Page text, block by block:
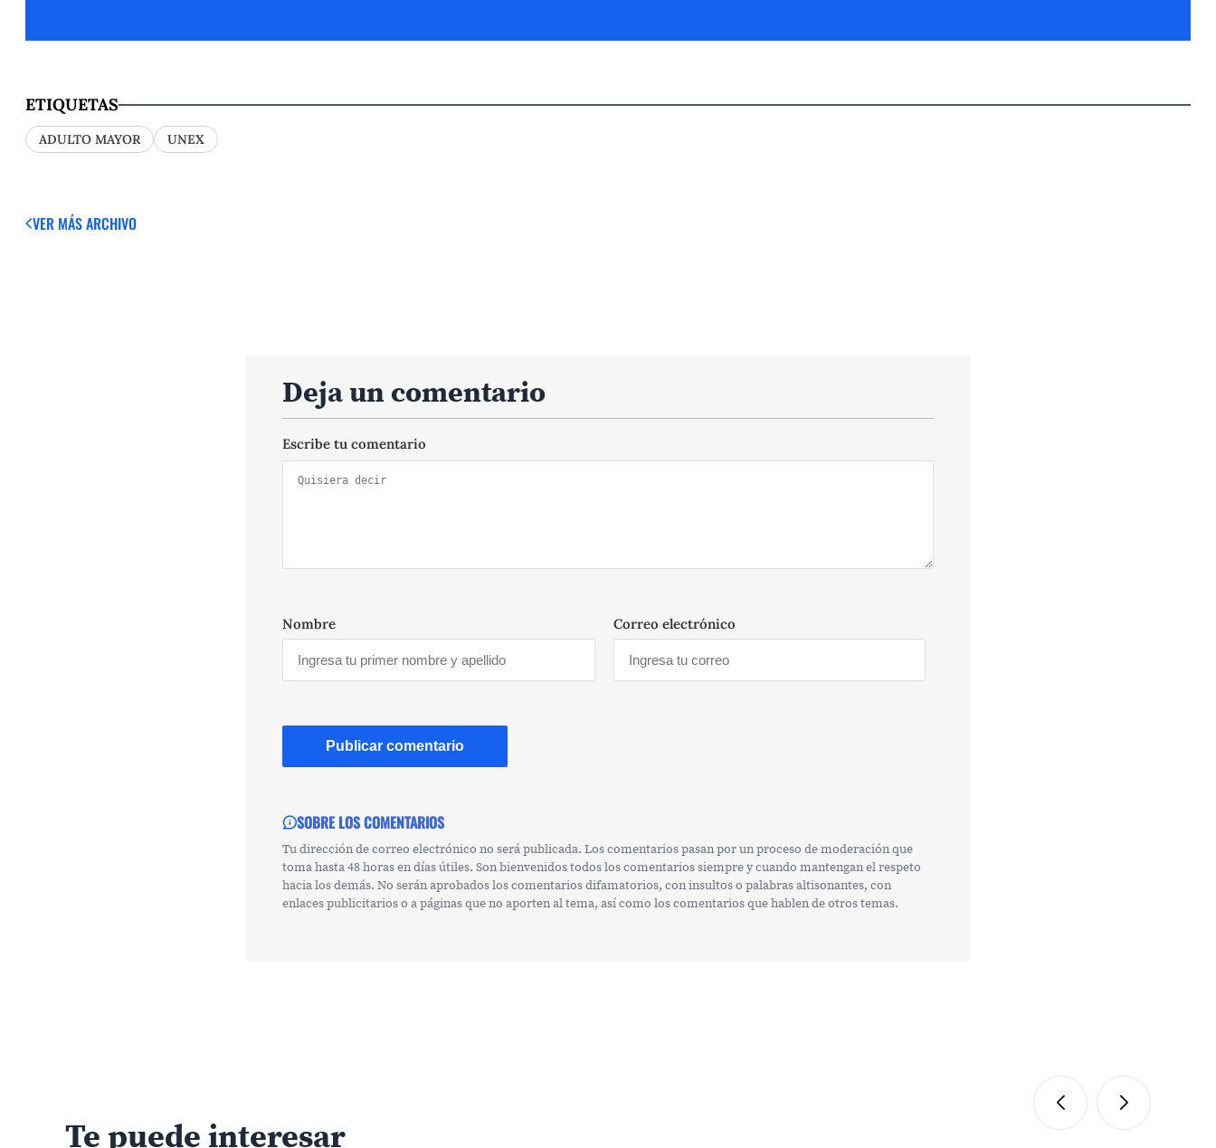
ETIQUETAS
ADULTO MAYOR UNEX
VER MÁSARCHIVO
Deja un comentario
Escribe tu comentario
Nombre Correo electrónico
SOBRE LOS COMENTARIOS
Tu dirección de correo electrónico no será publicada. Los comentarios pasan por un proceso de moderación que
toma hasta 48 horas en días útiles. Son bienvenidos todos los comentarios siempre y cuando mantengan el respeto
hacia los demás. No serán aprobados los comentarios difamatorios, con insultos o palabras altisonantes, con
enlaces publicitarios o a páginas que no aporten al tema, así como los comentarios que hablen de otros temas.
Te puede interesar